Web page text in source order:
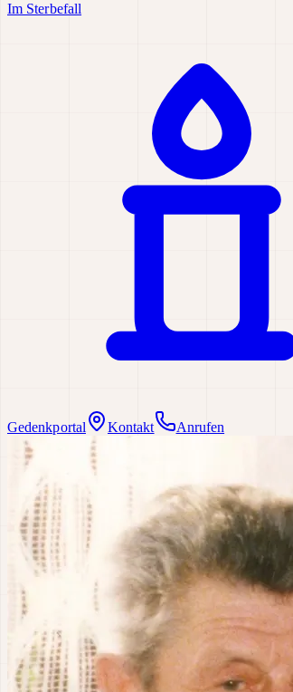
Im Sterbefall
Gedenkportal Kontakt Anrufen